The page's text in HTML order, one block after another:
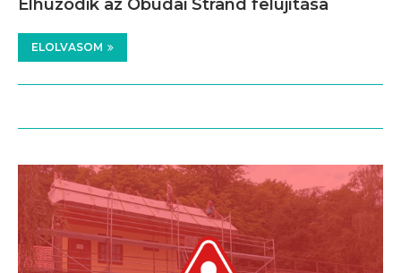
Elhúzódik az Óbudai Strand felújítása
ELOLVASOM